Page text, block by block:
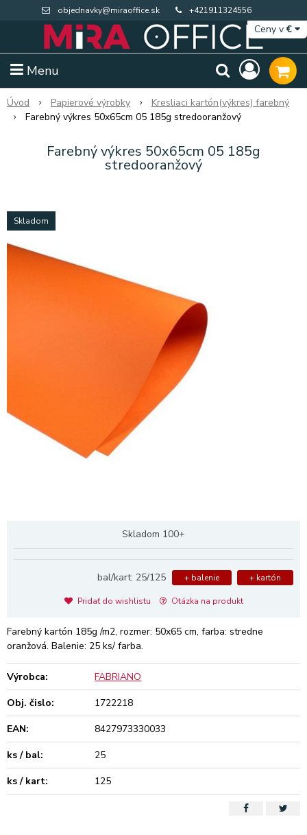
objednavky@miraoffice.sk +421911324556
Menu
Ceny v€
Extra výpredaj zásob
Úvod Papierové výrobky
Kresliaci kartón(výkres) farebný
Farebný výkres 50x65cm 05 185g stredooranžový
Farebný výkres 50x65cm 05 185g
stredooranžový
Skladom
Skladom 100+
bal/kart: 25/125 + balenie + kartón
Pridať do wishlistu Otázka na produkt
Farebný kartón 185g /m2, rozmer: 50x65 cm, farba: stredne
oranžová. Balenie: 25 ks/ farba.
Výrobca:
FABRIANO
Obj. čislo:
1722218
EAN:
8427973330033
ks / bal:
25
ks / kart:
125